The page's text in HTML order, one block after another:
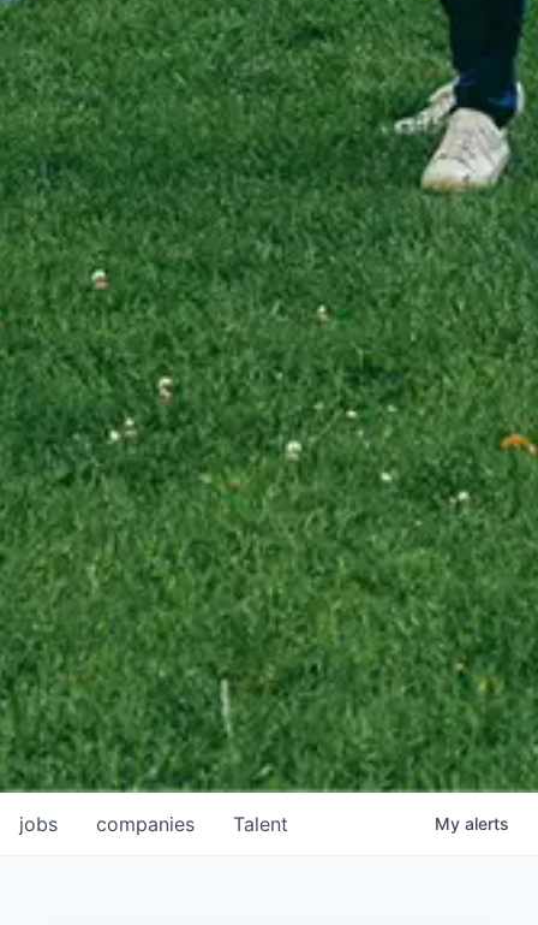
jobs companies Talent My alerts